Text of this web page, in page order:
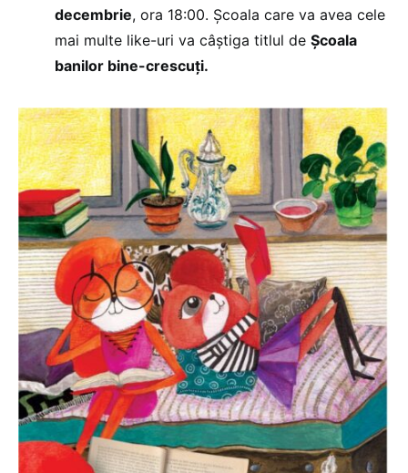
decembrie, ora 18:00. Școala care va avea cele
mai multe like-uri va câștiga titlul de Școala
banilor bine-crescuți.